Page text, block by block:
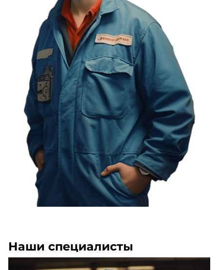
Наши специалисты